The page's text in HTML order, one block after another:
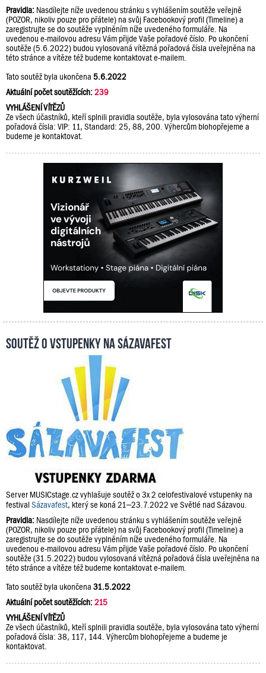
Pravidla: Nasdílejte níže uvedenou stránku s vyhlášením soutěže veřejně
(POZOR, nikoliv pouze pro přátele) na svůj Facebookový profil (Timeline) a
zaregistrujte se do soutěže vyplněním níže uvedeného formuláře. Na
uvedenou e-mailovou adresu Vám přijde Vaše pořadové číslo. Po ukončení
soutěže (5.6.2022) budou vylosovaná vítězná pořadová čísla uveřejněna na
této stránce a vítěze též budeme kontaktovat e-mailem.
Tato soutěž byla ukončena 5.6.2022
Aktuální počet soutěžících:239
VYHLÁŠENÍ VÍTĚZŮ
Ze všech účastníků, kteří splnili pravidla soutěže, byla vylosována tato výherní
pořadová čísla: VIP: 11, Standard: 25, 88, 200. Výhercům blohopřejeme a
budeme je kontaktovat.
Soutěž o vstupenky na Sázavafest
Server MUSICstage.cz vyhlašuje soutěž o 3x 2 celofestivalové vstupenky na
festivalSázavafest, který se koná 21–23.7.2022 ve Světlé nad Sázavou.
Pravidla: Nasdílejte níže uvedenou stránku s vyhlášením soutěže veřejně
(POZOR, nikoliv pouze pro přátele) na svůj Facebookový profil (Timeline) a
zaregistrujte se do soutěže vyplněním níže uvedeného formuláře. Na
uvedenou e-mailovou adresu Vám přijde Vaše pořadové číslo. Po ukončení
soutěže (31.5.2022) budou vylosovaná vítězná pořadová čísla uveřejněna na
této stránce a vítěze též budeme kontaktovat e-mailem.
Tato soutěž byla ukončena 31.5.2022
Aktuální počet soutěžících:215
VYHLÁŠENÍ VÍTĚZŮ
Ze všech účastníků, kteří splnili pravidla soutěže, byla vylosována tato výherní
pořadová čísla: 38, 117, 144. Výhercům blohopřejeme a budeme je
kontaktovat.